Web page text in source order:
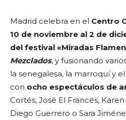
Madrid celebra en el Centro
10 de noviembre al 2 de
del festival «Miradas
Mezclados, y fusionando
la senegalesa, la marroquí y
con ocho espectáculos de
Cortés, José El Francés,
Diego Guerrero o Sara